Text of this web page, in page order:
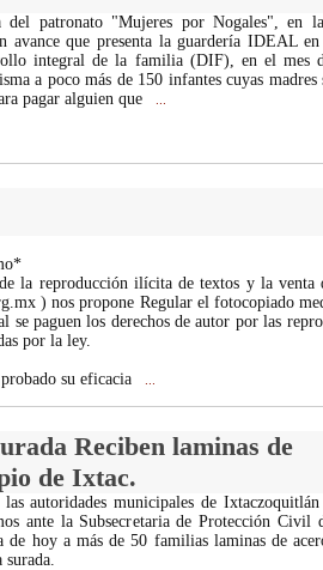
del patronato "Mujeres por Nogales", en
avance que presenta la guardería IDEAL en
integral de la familia (DIF), en el mes
a poco más de 150 infantes cuyas madres
pagar alguien que
la reproducción ilícita de textos y la venta
) nos propone Regular el fotocopiado
se paguen los derechos de autor por las
por la ley.
su eficacia
Reciben laminas de
de Ixtac.
autoridades municipales de Ixtaczoquitlán
ante la Subsecretaria de Protección Civil
de hoy a más de 50 familias laminas de